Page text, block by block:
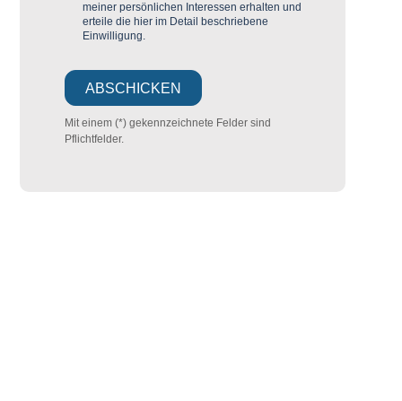
meiner persönlichen Interessen erhalten und
erteile die hier im Detail beschriebene
Einwilligung.
Mit einem (*) gekennzeichnete Felder sind
Pflichtfelder.